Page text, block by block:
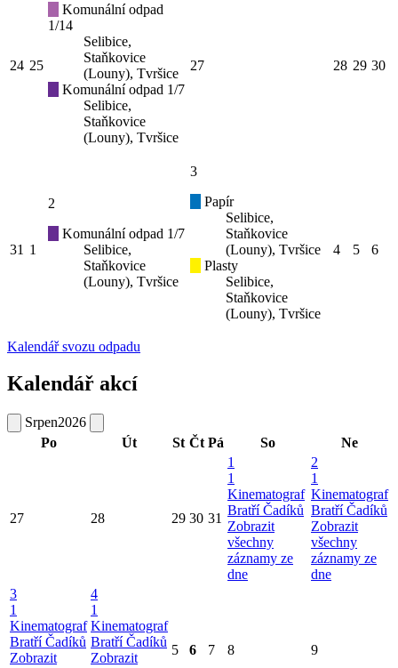
24 25
Komunální odpad
1/14
Selibice,
Staňkovice
(Louny), Tvršice
Komunální odpad 1/7
Selibice,
Staňkovice
(Louny), Tvršice
27 28 29 30
31 1
2
Komunální odpad 1/7
Selibice,
Staňkovice
(Louny), Tvršice
3
Papír
Selibice,
Staňkovice
(Louny), Tvršice
Plasty
Selibice,
Staňkovice
(Louny), Tvršice
4 5 6
Kalendář svozu odpadu
Kalendář akcí
Srpen2026
Po
Út St Čt Pá So Ne
27 28 29 30 31
1
1
Kinematograf
Bratří Čadíků
Zobrazit
všechny
záznamy ze
dne
2
1
Kinematograf
Bratří Čadíků
Zobrazit
všechny
záznamy ze
dne
3
1
Kinematograf
Bratří Čadíků
Zobrazit
4
1
Kinematograf
Bratří Čadíků
Zobrazit
5 6 7 8 9